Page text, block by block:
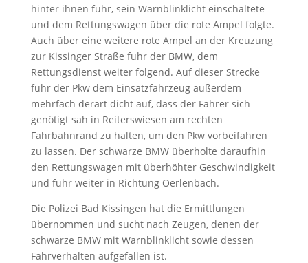
hinter ihnen fuhr, sein Warnblinklicht einschaltete
und dem Rettungswagen über die rote Ampel folgte.
Auch über eine weitere rote Ampel an der Kreuzung
zur Kissinger Straße fuhr der BMW, dem
Rettungsdienst weiter folgend. Auf dieser Strecke
fuhr der Pkw dem Einsatzfahrzeug außerdem
mehrfach derart dicht auf, dass der Fahrer sich
genötigt sah in Reiterswiesen am rechten
Fahrbahnrand zu halten, um den Pkw vorbeifahren
zu lassen. Der schwarze BMW überholte daraufhin
den Rettungswagen mit überhöhter Geschwindigkeit
und fuhr weiter in Richtung Oerlenbach.
Die Polizei Bad Kissingen hat die Ermittlungen
übernommen und sucht nach Zeugen, denen der
schwarze BMW mit Warnblinklicht sowie dessen
Fahrverhalten aufgefallen ist.